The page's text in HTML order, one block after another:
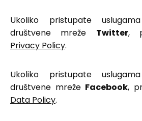
Ukoliko pristupate
društvene mreže Twitter,
Privacy Policy.
Ukoliko pristupate
društvene mreže Facebook,
Data Policy.